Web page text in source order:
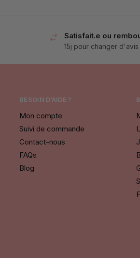
Satisfait.e ou
15j pour changer d'avis
BESOIN D’AIDE ?
Mon compte
Suivi de commande
Contact-nous
FAQs
Blog